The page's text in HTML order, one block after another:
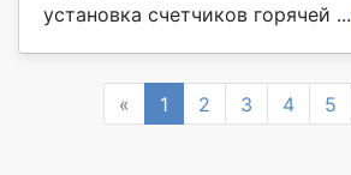
установка счетчиков горячей ...
« Previous
1 2 3 4 5